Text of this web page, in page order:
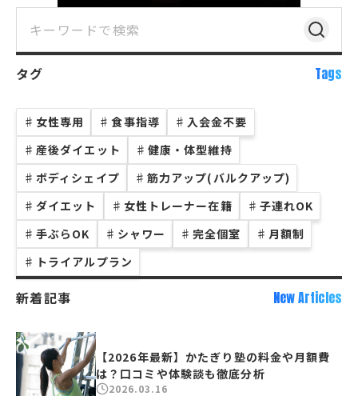
タグ Tags
♯ 女性専用 ♯ 食事指導 ♯ 入会金不要
♯ 産後ダイエット ♯ 健康・体型維持
♯ ボディシェイプ ♯ 筋力アップ(バルクアップ)
♯ ダイエット ♯ 女性トレーナー在籍 ♯ 子連れOK
♯ 手ぶらOK ♯ シャワー ♯ 完全個室 ♯ 月額制
♯ トライアルプラン
新着記事 New Articles
【2026年最新】かたぎり塾の料金や月額費
は？口コミや体験談も徹底分析
2026.03.16